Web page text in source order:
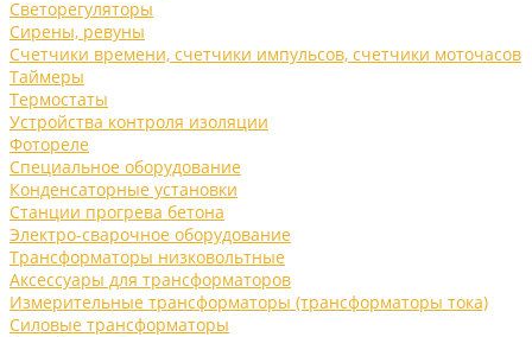
Светорегуляторы
Сирены, ревуны
Счетчики времени, счетчики импульсов, счетчики моточасов
Таймеры
Термостаты
Устройства контроля изоляции
Фотореле
Специальное оборудование
Конденсаторные установки
Станции прогрева бетона
Электро-сварочное оборудование
Трансформаторы низковольтные
Аксессуары для трансформаторов
Измерительные трансформаторы (трансформаторы тока)
Силовые трансформаторы